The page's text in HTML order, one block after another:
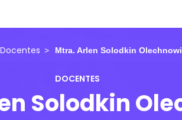
Docentes Mtra. Arlen Solodkin
DOCENTES
Solodkin